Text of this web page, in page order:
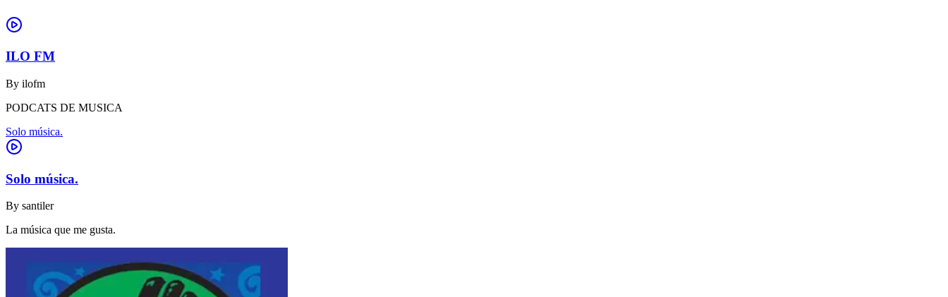
ILO FM
By ilofm
PODCATS DE MUSICA
Solo música.
Solo música.
By santiler
La música que me gusta.